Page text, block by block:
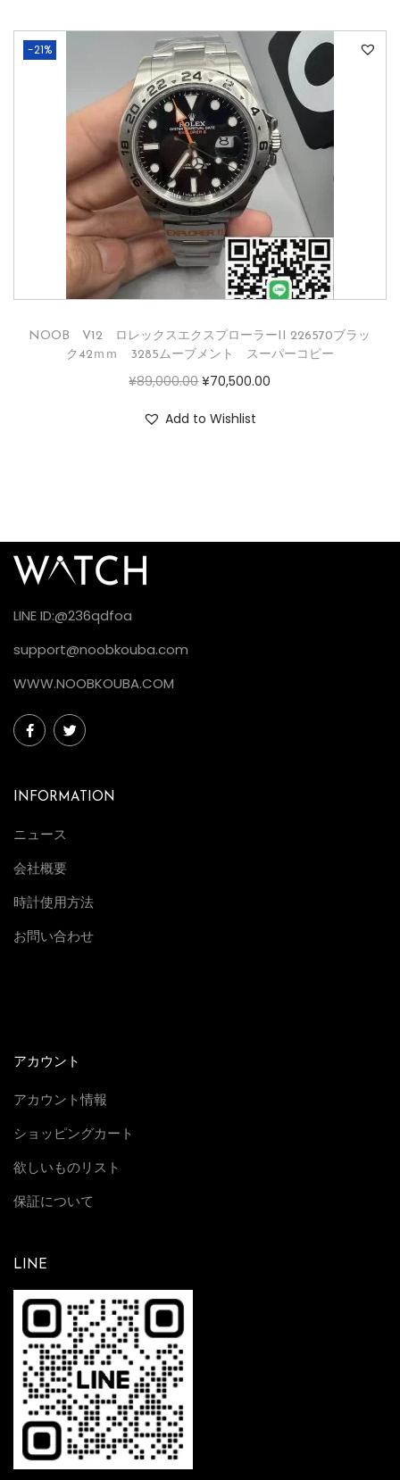
-21%
NOOB V12 ロレックスエクスプローラーII 226570ブラッ
ク42ｍｍ 3285ムーブメント スーパーコピー
¥89,000.00 ¥70,500.00
Add to Wishlist
LINE ID:@236qdfoa
support@noobkouba.com
WWW.NOOBKOUBA.COM
INFORMATION
ニュース
会社概要
時計使用方法
お問い合わせ
アカウント
アカウント情報
ショッピングカート
欲しいものリスト
保証について
LINE